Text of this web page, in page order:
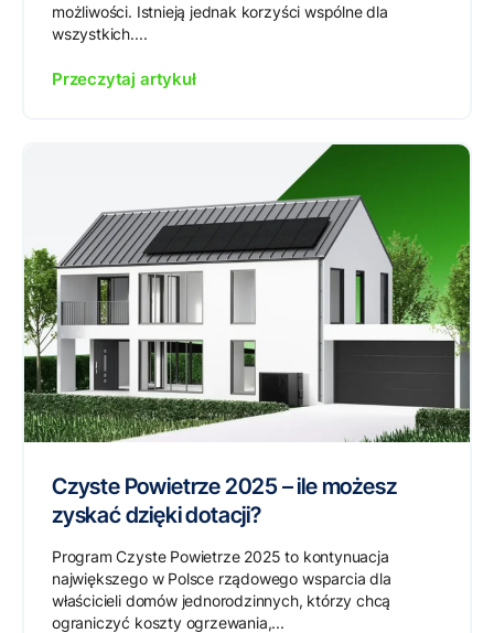
możliwości. Istnieją jednak korzyści wspólne dla
wszystkich....
Przeczytaj artykuł
Czyste Powietrze 2025 – ile możesz
zyskać dzięki dotacji?
Program Czyste Powietrze 2025 to kontynuacja
największego w Polsce rządowego wsparcia dla
właścicieli domów jednorodzinnych, którzy chcą
ograniczyć koszty ogrzewania,...